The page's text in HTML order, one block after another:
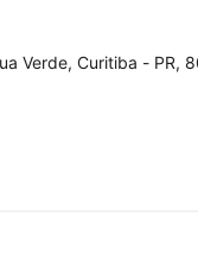
Verde, Curitiba - PR,